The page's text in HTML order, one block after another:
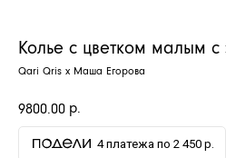
Колье с цветком малым
Qari Qris x Маша Егорова
9800.00 р.
4 платежа по 2 450 р.